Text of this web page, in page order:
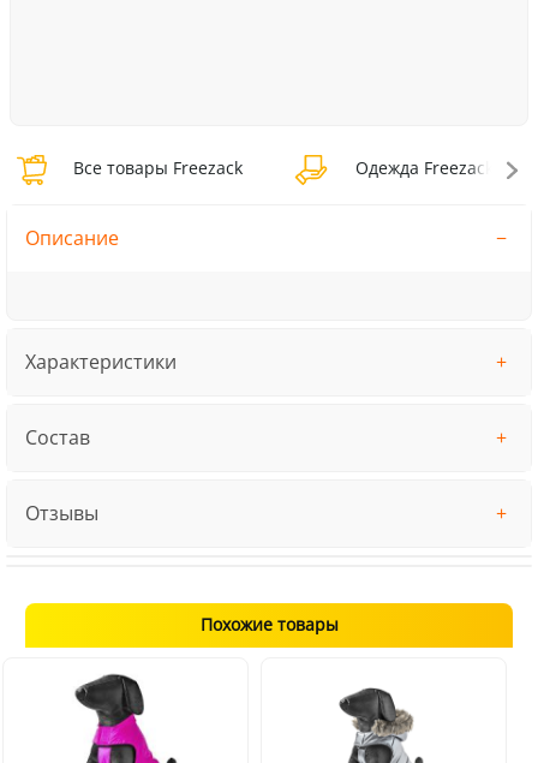
Все товары Freezack Одежда Freezack
Описание
Характеристики
Состав
Отзывы
Похожие товары